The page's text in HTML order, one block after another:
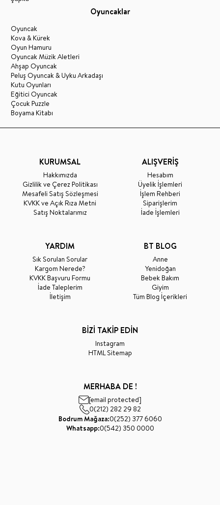
Oyuncaklar
Oyuncak
Kova & Kürek
Oyun Hamuru
Oyuncak Müzik Aletleri
Ahşap Oyuncak
Peluş Oyuncak & Uyku Arkadaşı
Kutu Oyunları
Eğitici Oyuncak
Çocuk Puzzle
Boyama Kitabı
KURUMSAL
Hakkımızda
Gizlilik ve Çerez Politikası
Mesafeli Satış Sözleşmesi
KVKK ve Açık Rıza Metni
Satış Noktalarımız
ALIŞVERİŞ
Hesabım
Üyelik İşlemleri
İşlem Rehberi
Siparişlerim
İade İşlemleri
YARDIM
Sık Sorulan Sorular
Kargom Nerede?
KVKK Başvuru Formu
İade Taleplerim
İletişim
BT BLOG
Anne
Yenidoğan
Bebek Bakım
Giyim
Tüm Blog İçerikleri
BİZİ TAKİP EDİN
Instagram
HTML Sitemap
MERHABA DE !
[email protected]
0(212) 282 29 82
Bodrum Mağaza:0(252) 377 6060
Whatsapp:0(542) 350 0000